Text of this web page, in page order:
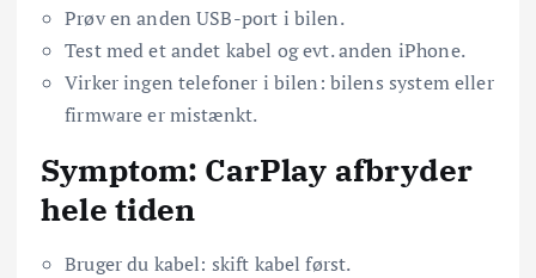
Prøv en anden USB-port i bilen.
Test med et andet kabel og evt. anden iPhone.
Virker ingen telefoner i bilen: bilens system eller
firmware er mistænkt.
Symptom: CarPlay afbryder
hele tiden
Bruger du kabel: skift kabel først.